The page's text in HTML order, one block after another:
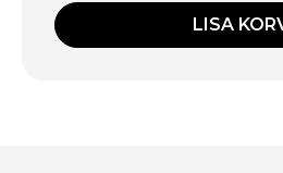
LISA